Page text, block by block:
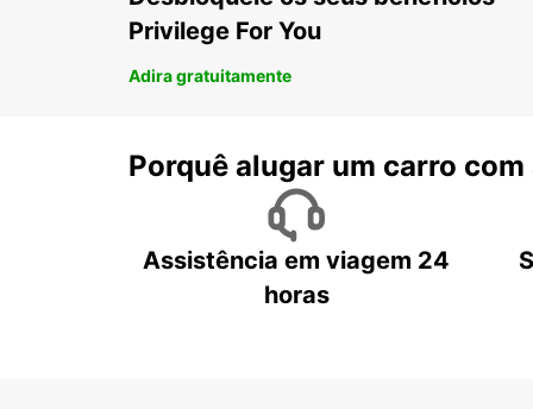
Privilege For You
Adira gratuitamente
Porquê alugar um carro com
Assistência em viagem 24
horas